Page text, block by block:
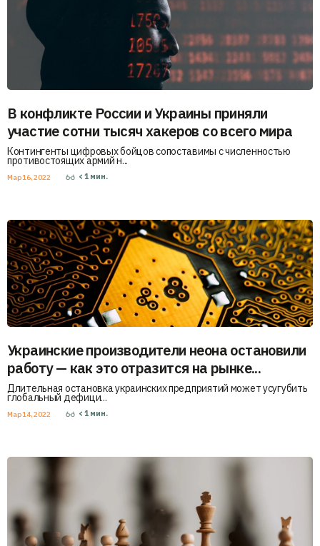
В конфликте России и Украины приняли
участие сотни тысяч хакеров со всего мира
Контингенты цифровых бойцов сопоставимы с численностью
противостоящих армий н...
Мар 16, 2022 < 1 мин.
Украинские производители неона остановили
работу — как это отразится на рынке...
Длительная остановка украинских предприятий может усугубить
глобальный дефици...
Мар 14, 2022 < 1 мин.